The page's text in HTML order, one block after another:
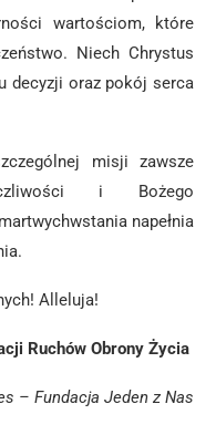
wartościom, które
Niech Chrystus
decyzji oraz pokój serca
misji zawsze
i Bożego
napełnia
Alleluja!
Ruchów Obrony Życia
– Fundacja Jeden z Nas